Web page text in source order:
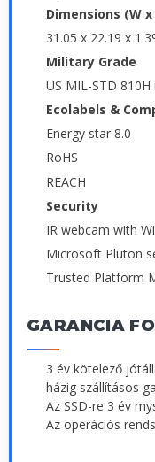
Dimensions (W x
31.05 x 22.19 x
Military Grade
US MIL-STD
Ecolabels &
Energy star 8.0
RoHS
REACH
Security
IR webcam with
Microsoft Pluton
Trusted Platform
GARANCIA
3 év kötelező
házig szállításos
Az SSD-re 3 év
Az operációs